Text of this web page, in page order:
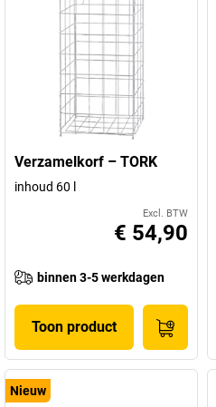
Verzamelkorf – TORK
inhoud 60 l
Excl. BTW
€ 54,90
binnen 3-5 werkdagen
Toon product
Nieuw